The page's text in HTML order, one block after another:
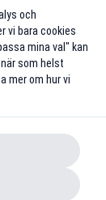
och
vi bara cookies
mina val" kan
som helst
mer om hur vi